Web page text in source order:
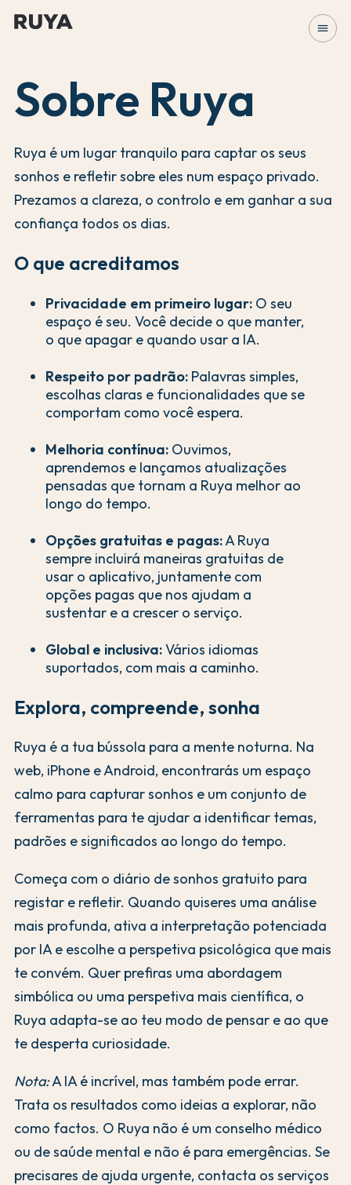
menu
Sobre Ruya
Ruya é um lugar tranquilo para captar os seus
sonhos e refletir sobre eles num espaço privado.
Prezamos a clareza, o controlo e em ganhar a sua
confiança todos os dias.
O que acreditamos
Privacidade em primeiro lugar: O seu
espaço é seu. Você decide o que manter,
o que apagar e quando usar a IA.
Respeito por padrão: Palavras simples,
escolhas claras e funcionalidades que se
comportam como você espera.
Melhoria contínua: Ouvimos,
aprendemos e lançamos atualizações
pensadas que tornam a Ruya melhor ao
longo do tempo.
Opções gratuitas e pagas:A Ruya
sempre incluirá maneiras gratuitas de
usar o aplicativo, juntamente com
opções pagas que nos ajudam a
sustentar e a crescer o serviço.
Global e inclusiva:Vários idiomas
suportados, com mais a caminho.
Explora, compreende, sonha
Ruya é a tua bússola para a mente noturna. Na
web, iPhone e Android, encontrarás um espaço
calmo para capturar sonhos e um conjunto de
ferramentas para te ajudar a identificar temas,
padrões e significados ao longo do tempo.
Começa com o diário de sonhos gratuito para
registar e refletir. Quando quiseres uma análise
mais profunda, ativa a interpretação potenciada
por IA e escolhe a perspetiva psicológica que mais
te convém. Quer prefiras uma abordagem
simbólica ou uma perspetiva mais científica, o
Ruya adapta-se ao teu modo de pensar e ao que
te desperta curiosidade.
Nota:A IA é incrível, mas também pode errar.
Trata os resultados como ideias a explorar, não
como factos. O Ruya não é um conselho médico
ou de saúde mental e não é para emergências. Se
precisares de ajuda urgente, contacta os serviços